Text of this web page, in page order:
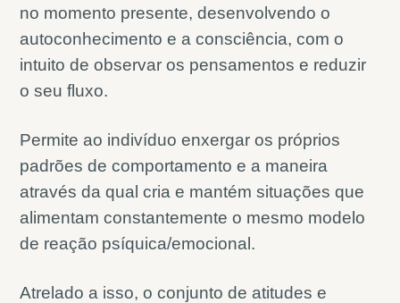
no momento presente, desenvolvendo o
autoconhecimento e a consciência, com o
intuito de observar os pensamentos e reduzir
o seu fluxo.
Permite ao indivíduo enxergar os próprios
padrões de comportamento e a maneira
através da qual cria e mantém situações que
alimentam constantemente o mesmo modelo
de reação psíquica/emocional.
Atrelado a isso, o conjunto de atitudes e